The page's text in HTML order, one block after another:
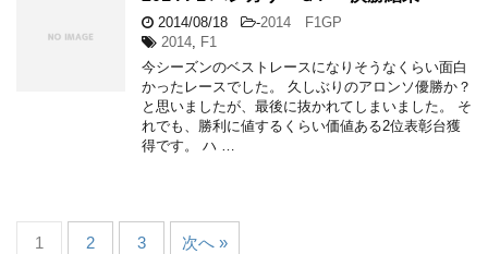
2014/08/18 -2014 F1GP
2014 F1
今シーズンのベストレースになりそうなくらい面白
かったレースでした。 久しぶりのアロンソ優勝か？
と思いましたが、最後に抜かれてしまいました。 そ
れでも、勝利に値するくらい価値ある2位表彰台獲
得です。 ハ …
1 2 3 次へ »